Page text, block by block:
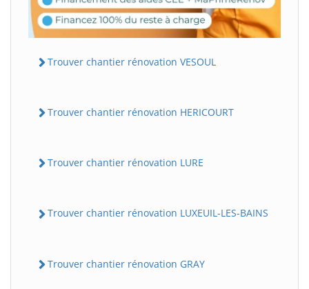
Trouver chantier rénovation VESOUL
Trouver chantier rénovation HERICOURT
Trouver chantier rénovation LURE
Trouver chantier rénovation LUXEUIL-LES-BAINS
Trouver chantier rénovation GRAY